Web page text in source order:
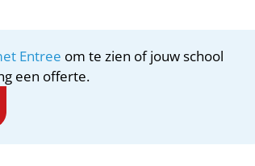
Entree om te zien of jouw school
een offerte.